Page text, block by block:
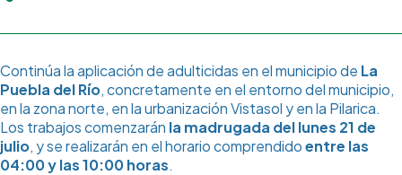
Continúa la aplicación de adulticidas en el municipio de La
Puebla del Río, concretamente en el entorno del municipio,
en la zona norte, en la urbanización Vistasol y en la Pilarica.
Los trabajos comenzarán la madrugada del lunes 21 de
julio, y se realizarán en el horario comprendidoentre las
04:00 y las 10:00 horas.